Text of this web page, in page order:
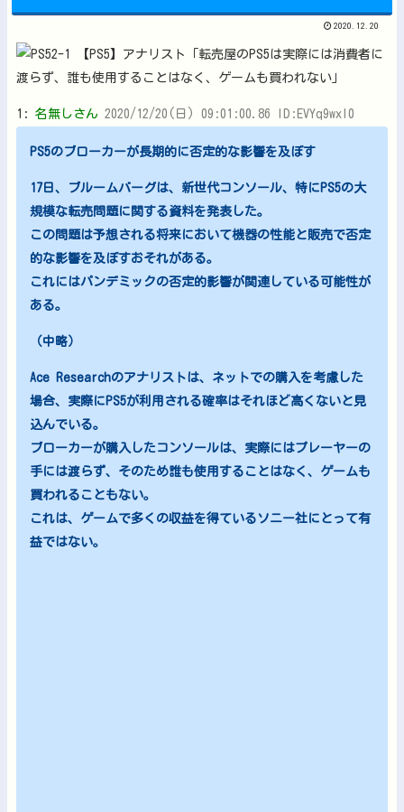
2020.12.20
1: 名無しさん 2020/12/20(日) 09:01:00.86 ID:EVYq9wxI0
PS5のブローカーが長期的に否定的な影響を及ぼす
17日、ブルームバーグは、新世代コンソール、特にPS5の大
規模な転売問題に関する資料を発表した。
この問題は予想される将来において機器の性能と販売で否定
的な影響を及ぼすおそれがある。
これにはパンデミックの否定的影響が関連している可能性が
ある。
（中略）
Ace Researchのアナリストは、ネットでの購入を考慮した
場合、実際にPS5が利用される確率はそれほど高くないと見
込んでいる。
ブローカーが購入したコンソールは、実際にはプレーヤーの
手には渡らず、そのため誰も使用することはなく、ゲームも
買われることもない。
これは、ゲームで多くの収益を得ているソニー社にとって有
益ではない。